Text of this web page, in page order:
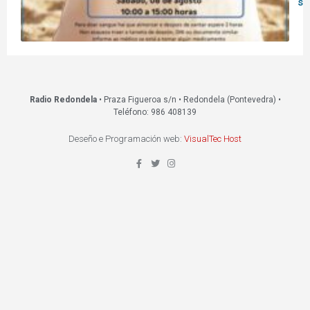
Radio Redondela• Praza Figueroa s/n • Redondela (Pontevedra) •
Teléfono: 986 408139
Deseño e Programación web: VisualTec Host